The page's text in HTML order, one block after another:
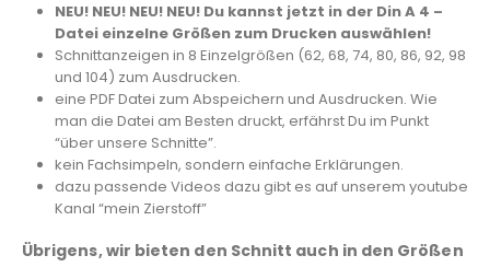
NEU! NEU! NEU! NEU! Du kannst jetzt in der Din A 4 –
Datei einzelne Größen zum Drucken auswählen!
Schnittanzeigen in 8 Einzelgrößen (62, 68, 74, 80, 86, 92, 98
und 104) zum Ausdrucken.
eine PDF Datei zum Abspeichern und Ausdrucken. Wie
man die Datei am Besten druckt, erfährst Du im Punkt
“über unsere Schnitte”.
kein Fachsimpeln, sondern einfache Erklärungen.
dazu passende Videos dazu gibt es auf unserem youtube
Kanal “mein Zierstoff”
Übrigens, wir bieten den Schnitt auch in den Größen